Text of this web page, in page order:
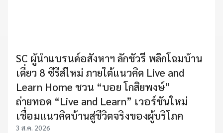
SC ผู้นำแบรนด์อสังหาฯ ลักชัวรี พลิกโฉมบ้าน
เดี่ยว 8 ซีรีส์ใหม่ ภายใต้แนวคิด Live and
Learn Home ชวน “บอย โกสิยพงษ์”
ถ่ายทอด “Live and Learn” เวอร์ชันใหม่
เชื่อมแนวคิดบ้านสู่ชีวิตจริงของผู้บริโภค
3 ส.ค. 2026